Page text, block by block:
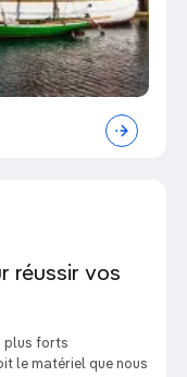
réussir vos
plus forts
le matériel que nous